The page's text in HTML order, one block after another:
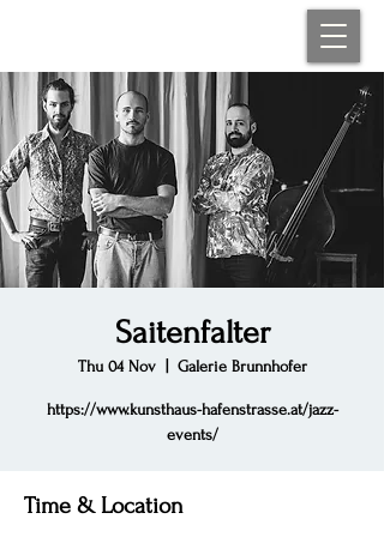
Saitenfalter
Thu 04 Nov
  |
Galerie Brunnhofer
https://www.kunsthaus-hafenstrasse.at/jazz-
events/
Time & Location